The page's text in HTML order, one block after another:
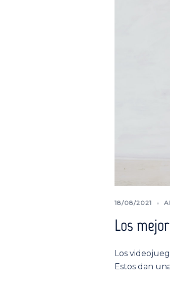
18/08/2021
Los
Los
Estos dan